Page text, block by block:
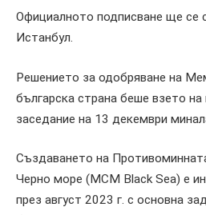
Официалното подписване ще се
Истанбул.
Решението за одобряване на
българска страна беше взето на
заседание на 13 декември
Създаването на
Черно море (MCM Black Sea) е
през август 2023 г. с основна